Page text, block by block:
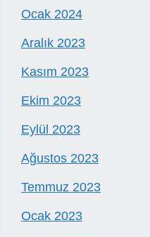
Ocak 2024
Aralık 2023
Kasım 2023
Ekim 2023
Eylül 2023
Ağustos 2023
Temmuz 2023
Ocak 2023